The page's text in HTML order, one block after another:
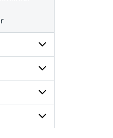
Undersidor
för
Radar
och
satellit
Undersidor
för
Väder
till
havs
Undersidor
för